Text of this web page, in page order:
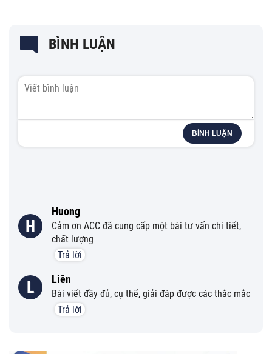
BÌNH LUẬN
BÌNH LUẬN
H
Huong
Cảm ơn ACC đã cung cấp một bài tư vấn chi tiết,
chất lượng
Trả lời
L Liên
Bài viết đầy đủ, cụ thể, giải đáp được các thắc mắc
Trả lời